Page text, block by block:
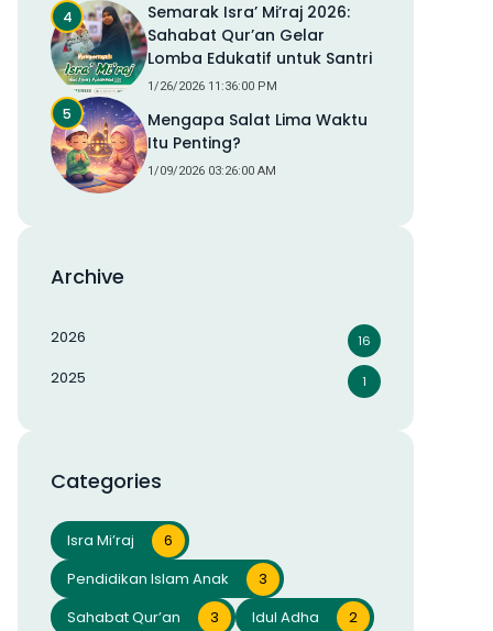
Semarak Isra’ Mi’raj 2026:
Sahabat Qur’an Gelar
Lomba Edukatif untuk Santri
1/26/2026 11:36:00 PM
Mengapa Salat Lima Waktu
Itu Penting?
1/09/2026 03:26:00 AM
Archive
2026 16
2025 1
Categories
Isra Mi’raj
6
Pendidikan Islam Anak
3
Sahabat Qur’an
3 Idul Adha
2